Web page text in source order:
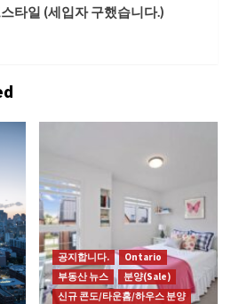
타일 (세입자 구했습니다.)
공지합니다.
Ontario
부동산 뉴스
분양(Sale)
신규 콘도/타운홈/하우스 분양